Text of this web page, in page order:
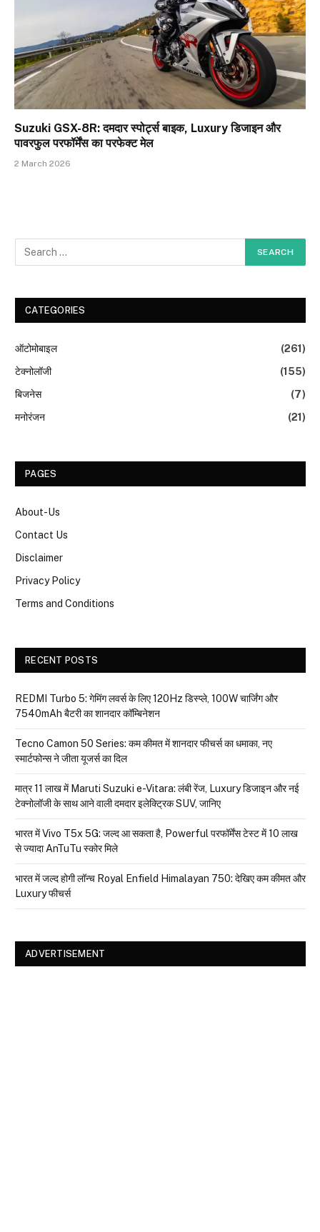
Suzuki GSX-8R: दमदार स्पोर्ट्स बाइक, Luxury डिजाइन और
पावरफुल परफॉर्मेंस का परफेक्ट मेल
2 March 2026
CATEGORIES
ऑटोमोबाइल
(261)
टेक्नोलॉजी
(155)
बिजनेस
(7)
मनोरंजन
(21)
PAGES
About-Us
Contact Us
Disclaimer
Privacy Policy
Terms and Conditions
RECENT POSTS
REDMI Turbo 5: गेमिंग लवर्स के लिए 120Hz डिस्प्ले, 100W चार्जिंग और
7540mAh बैटरी का शानदार कॉम्बिनेशन
Tecno Camon 50 Series: कम कीमत में शानदार फीचर्स का धमाका, नए
स्मार्टफोन्स ने जीता यूजर्स का दिल
मात्र ₹11 लाख में Maruti Suzuki e-Vitara: लंबी रेंज, Luxury डिजाइन और नई
टेक्नोलॉजी के साथ आने वाली दमदार इलेक्ट्रिक SUV, जानिए
भारत में Vivo T5x 5G: जल्द आ सकता है, Powerful परफॉर्मेंस टेस्ट में 10 लाख
से ज्यादा AnTuTu स्कोर मिले
भारत में जल्द होगी लॉन्च Royal Enfield Himalayan 750: देखिए कम कीमत और
Luxury फीचर्स
ADVERTISEMENT